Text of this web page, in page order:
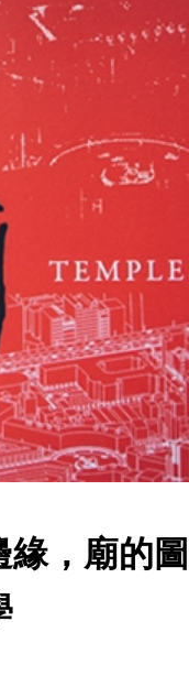
緣，廟的